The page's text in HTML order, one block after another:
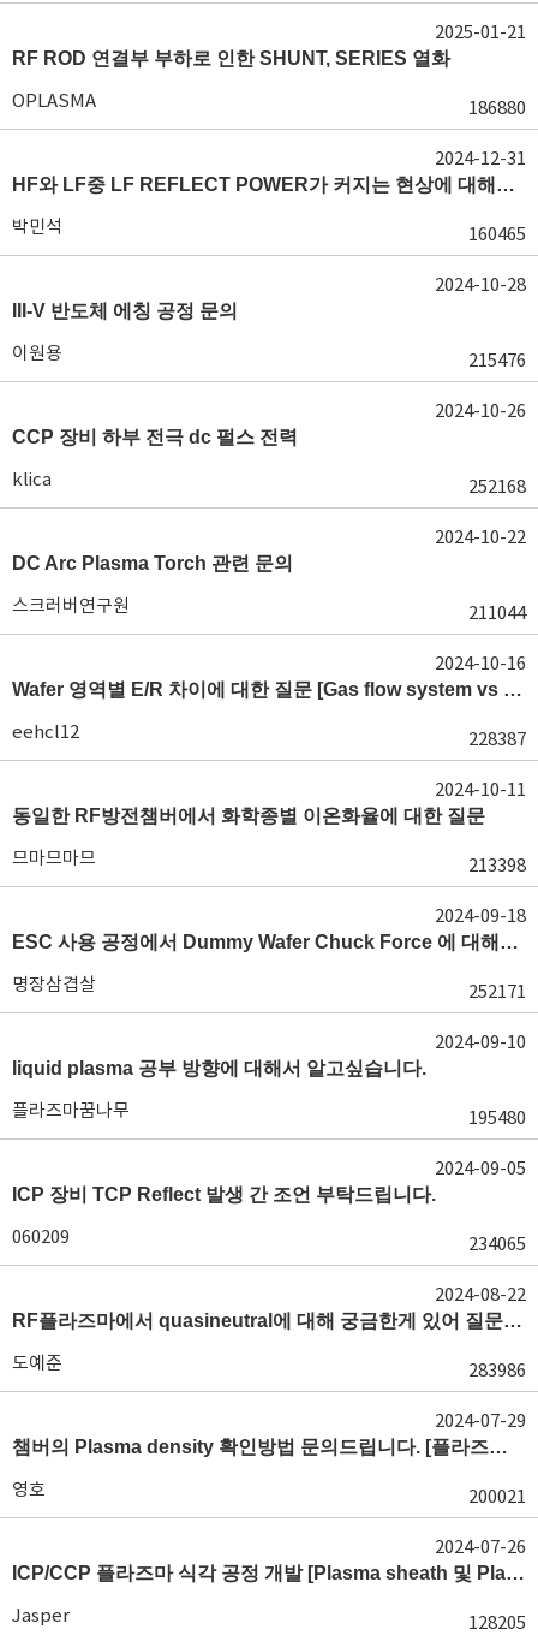
RF ROD 연결부 부하로 인한 SHUNT, SERIES 열화
OPLASMA 186880
2025-01-21
HF와 LF중 LF REFLECT POWER가 커지는 현상에 대해서 도움이 필요합니다.
박민석 160465
2024-12-31
III-V 반도체 에칭 공정 문의
이원용 215476
2024-10-28
CCP 장비 하부 전극 dc 펄스 전력
klica 252168
2024-10-26
DC Arc Plasma Torch 관련 문의
스크러버연구원 211044
2024-10-22
Wafer 영역별 E/R 차이에 대한 질문 [Gas flow system vs E/R]
eehcl12 228387
2024-10-16
동일한 RF방전챔버에서 화학종별 이온화율에 대한 질문
므마므마므 213398
2024-10-11
ESC 사용 공정에서 Dummy Wafer Chuck Force 에 대해서 궁급합니다
명장삼겹살 252171
2024-09-18
liquid plasma 공부 방향에 대해서 알고싶습니다.
플라즈마꿈나무 195480
2024-09-10
ICP 장비 TCP Reflect 발생 간 조언 부탁드립니다.
060209 234065
2024-09-05
RF플라즈마에서 quasineutral에 대해 궁금한게 있어 질문글 올립니다.[quasineutral]
도예준 283986
2024-08-22
챔버의 Plasma density 확인방법 문의드립니다. [플라즈마 모니터링, OES, LP]
영호 200021
2024-07-29
ICP/CCP 플라즈마 식각 공정 개발 [Plasma sheath 및 Plasma generation]
Jasper 128205
2024-07-26